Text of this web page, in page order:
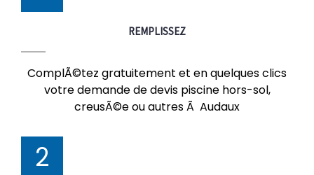
REMPLISSEZ
ComplÃ©tez gratuitement et en quelques clics
votre demande de devis piscine hors-sol,
creusÃ©e ou autres Ã Audaux
2